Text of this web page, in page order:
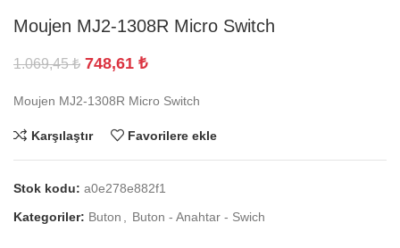
Moujen MJ2-1308R Micro Switch
1.069,45₺ 748,61 ₺
Moujen MJ2-1308R Micro Switch
Karşılaştır Favorilere ekle
Stok kodu: a0e278e882f1
Kategoriler: Buton Buton - Anahtar - Swich